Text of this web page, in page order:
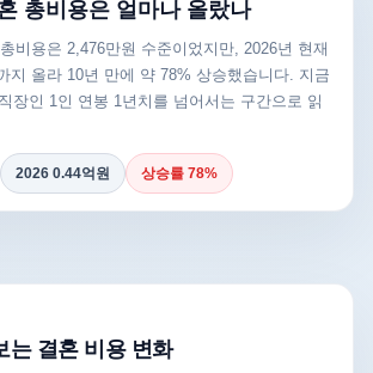
총비용은 얼마나 올랐나
비용은 2,476만원 수준이었지만, 2026년 현재
지 올라 10년 만에 약 78% 상승했습니다. 지금
장인 1인 연봉 1년치를 넘어서는 구간으로 읽
2026 0.44억원 상승률 78%
는 결혼 비용 변화